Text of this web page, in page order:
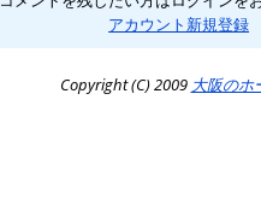
アカウント新規登録
Copyright (C) 2009 大阪のホ